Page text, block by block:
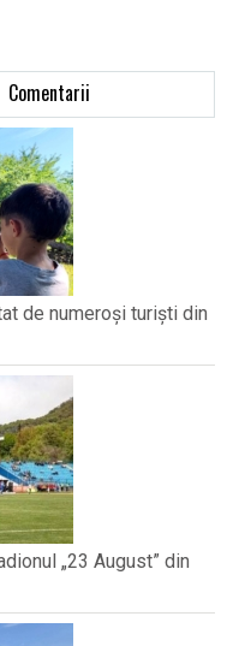
Comentarii
de numeroși turiști din
„23 August” din